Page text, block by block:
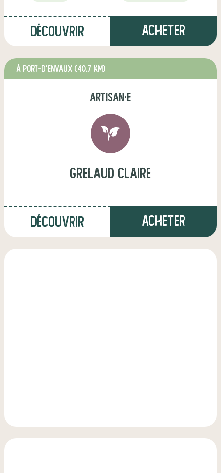
Découvrir Acheter
à Port-d'Envaux (40,7 km)
artisan·e
grelaud claire
Découvrir Acheter